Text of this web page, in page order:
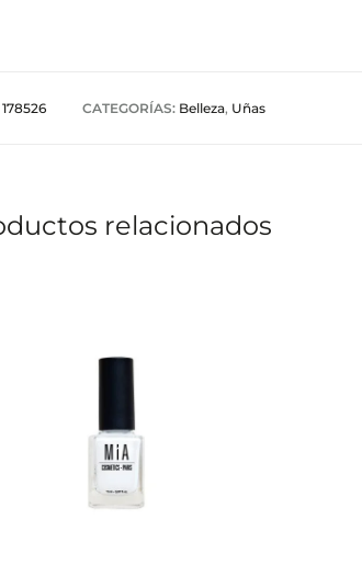
178526 CATEGORÍAS: Belleza, Uñas
relacionados